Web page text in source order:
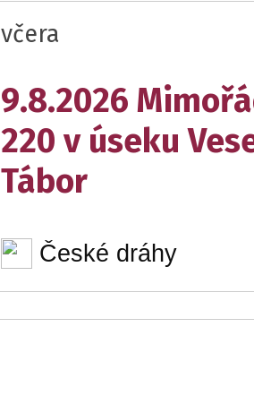
včera
9.8.2026
220 v úseku
Tábor
České dráhy